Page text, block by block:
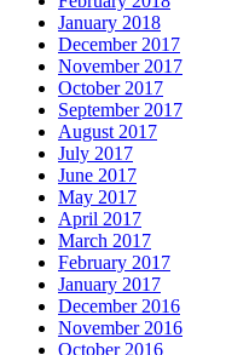
January 2018
December 2017
November 2017
October 2017
September 2017
August 2017
July 2017
June 2017
May 2017
April 2017
March 2017
February 2017
January 2017
December 2016
November 2016
October 2016